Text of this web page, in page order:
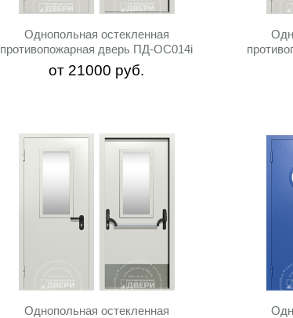
Однопольная остекленная
противопожарная дверь ПД-ОС014i
от 21000 руб.
Однопольная остекленная